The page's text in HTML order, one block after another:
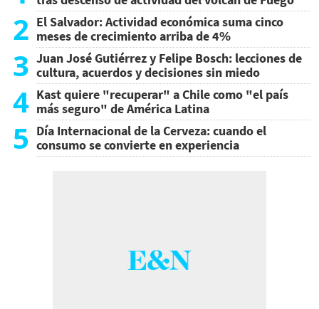
2 El Salvador: Actividad económica suma cinco
meses de crecimiento arriba de 4%
3 Juan José Gutiérrez y Felipe Bosch: lecciones de
cultura, acuerdos y decisiones sin miedo
4 Kast quiere "recuperar" a Chile como "el país
más seguro" de América Latina
5 Día Internacional de la Cerveza: cuando el
consumo se convierte en experiencia